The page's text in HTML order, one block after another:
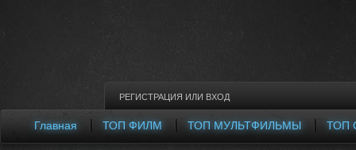
РЕГИСТРАЦИЯ ИЛИ ВХОД
ТОП
ТОП МУЛЬТФИЛЬМЫ
ТОП ФИЛМ
Главная